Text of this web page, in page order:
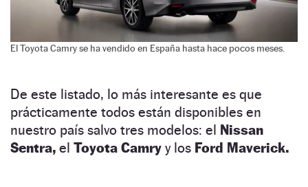
El Toyota Camry se ha vendido en España hasta hace pocos meses.
De este listado, lo más interesante es que
prácticamente todos están disponibles en
nuestro país salvo tres modelos: el Nissan
Sentra, el Toyota Camry y los Ford Maverick.